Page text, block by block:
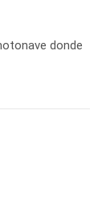
donde